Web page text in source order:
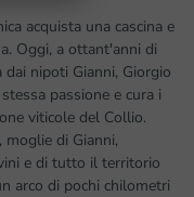
acquista una cascina e
Oggi, a ottant'anni di
nipoti Gianni, Giorgio
passione e cura i
viticole del Collio.
di Gianni,
e di tutto il territorio
arco di pochi chilometri